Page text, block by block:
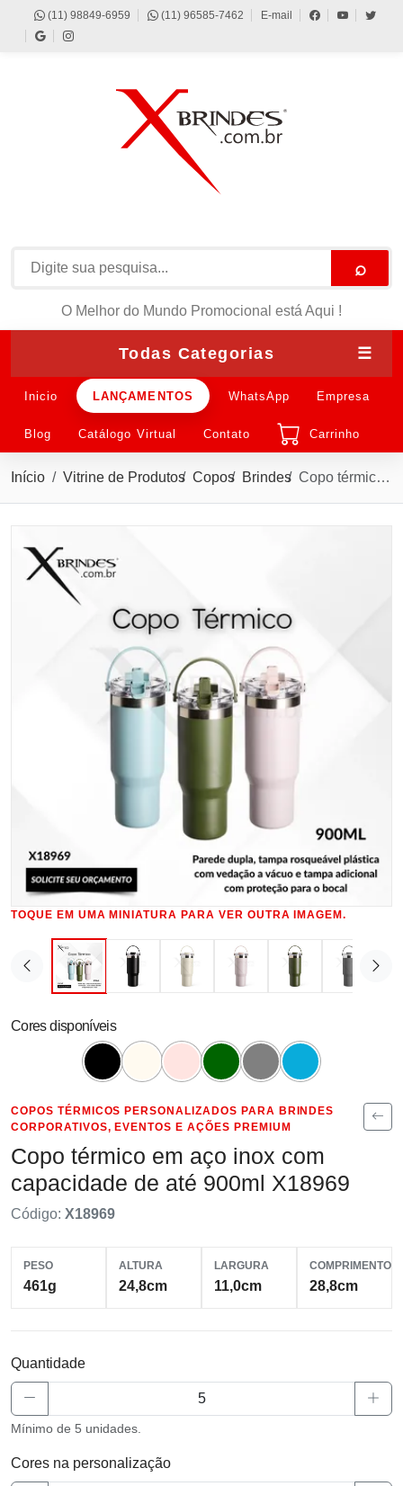
(11) 98849-6959 (11) 96585-7462 E-mail
⌕
O Melhor do Mundo Promocional está Aqui !
Todas Categorias ☰
Inicio LANÇAMENTOS WhatsApp Empresa
Blog Catálogo Virtual Contato Carrinho
Início Vitrine de Produtos Copos Brindes Copo térmico em aço inox com capacidade de até 900ml X18969
TOQUE EM UMA MINIATURA PARA VER OUTRA IMAGEM.
Cores disponíveis
COPOS TÉRMICOS PERSONALIZADOS PARA BRINDES
CORPORATIVOS, EVENTOS E AÇÕES PREMIUM
Copo térmico em aço inox com
capacidade de até 900ml X18969
Código: X18969
PESO
461g
ALTURA
24,8cm
LARGURA
11,0cm
COMPRIMENTO
28,8cm
Quantidade
Mínimo de 5 unidades.
Cores na personalização